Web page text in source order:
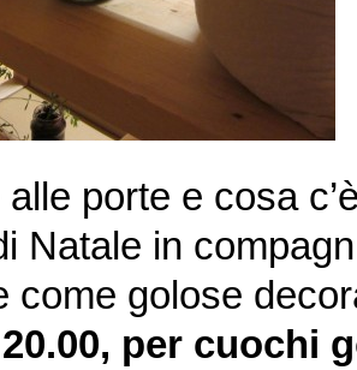
porte e cosa
Natale in
come golose
per cuochi